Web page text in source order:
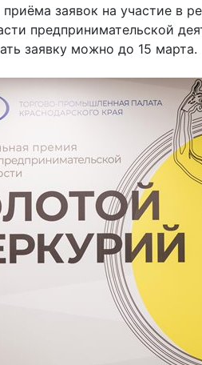
заявок на участие в
предпринимательской
заявку можно до 15 марта.